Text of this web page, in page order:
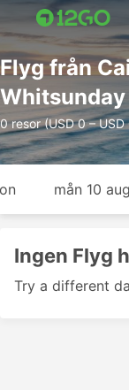
Flyg från
Whitsunday
0 resor (USD 0 – USD
mån 10 aug
Ingen Flyg
Try a different